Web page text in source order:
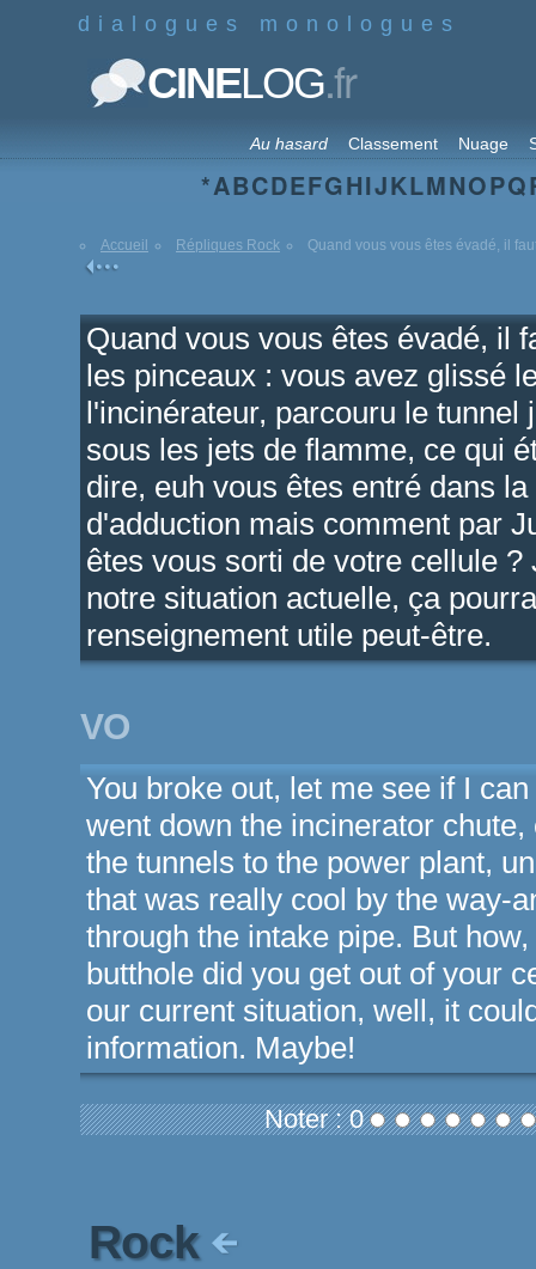
dialogues monologues
CINELOG.fr
Au hasard Classement Nuage
*ABCDEFGHIJKLMNOPQ
Accueil Répliques Rock Quand vous vous êtes évadé, il
Quand vous vous êtes évadé, il
les pinceaux : vous avez glissé
l'incinérateur, parcouru le tunnel
sous les jets de flamme, ce qui
dire, euh vous êtes entré dans
d'adduction mais comment par
êtes vous sorti de votre cellule
notre situation actuelle, ça
renseignement utile peut-être.
VO
You broke out, let me see if I
went down the incinerator
the tunnels to the power plant,
that was really cool by the way-
through the intake pipe. But
butthole did you get out of your
our current situation, well, it
information. Maybe!
Noter : 0
Rock